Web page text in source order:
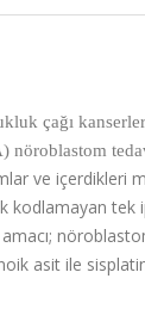
çağı
ve içerdikleri
kodlamayan
asit ile